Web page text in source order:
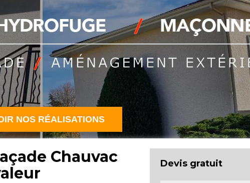
NOS RÉALISATIONS
Chauvac
Devis gratuit